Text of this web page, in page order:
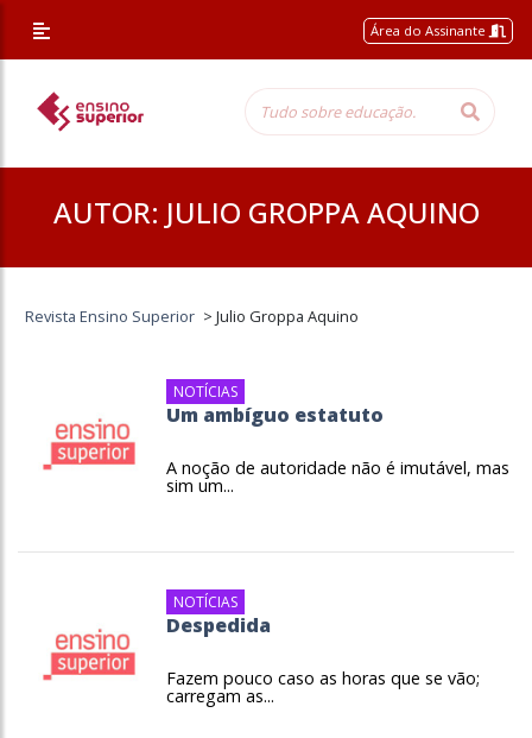
Área do Assinante
AUTOR: JULIO GROPPA AQUINO
Revista Ensino Superior > Julio Groppa Aquino
NOTÍCIAS
Um ambíguo estatuto
A noção de autoridade não é imutável, mas
sim um...
NOTÍCIAS
Despedida
Fazem pouco caso as horas que se vão;
carregam as...